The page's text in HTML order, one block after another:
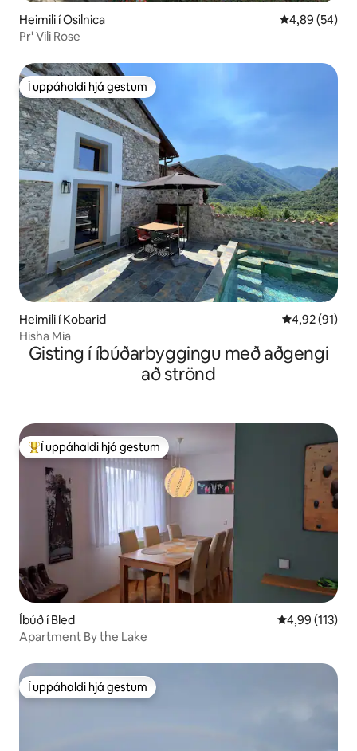
Heimili í Osilnica 4,89 af 5 í
4,89 (54)
Pr' Vili Rose
Í uppáhaldi hjá gestum
Í uppáhaldi hjá gestum
Heimili í Kobarid 4,92 af 5 í
4,92 (91)
Hisha Mia
Gisting í íbúðarbyggingu með aðgengi
að strönd
Í mestu uppáhaldi hjá gestum
Í uppáhaldi hjá gestum
Íbúð í Bled 4,99 af 5 í
4,99 (113)
Apartment By the Lake
Í uppáhaldi hjá gestum
Í uppáhaldi hjá gestum